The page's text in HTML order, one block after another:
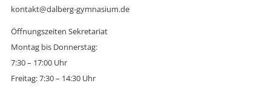
kontakt@dalberg-gymnasium.de
Öffnungszeiten Sekretariat
Montag bis Donnerstag:
7:30 – 17:00 Uhr
Freitag: 7:30 – 14:30 Uhr